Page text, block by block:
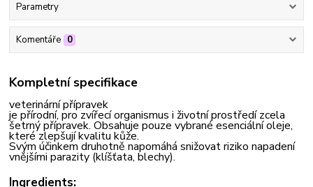
Parametry
Komentáře 0
Kompletní specifikace
veterinární přípravek
je přírodní, pro zvířecí organismus i životní prostředí zcela
šetrný přípravek. Obsahuje pouze vybrané esenciální oleje,
které zlepšují kvalitu kůže.
Svým účinkem druhotně napomáhá snižovat riziko napadení
vnějšími parazity (klíšťata, blechy).
Ingredients: